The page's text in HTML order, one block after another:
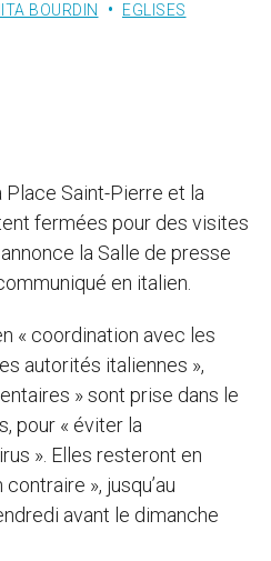
BOURDIN
EGLISES
Place Saint-Pierre et la
fermées pour des visites
la Salle de presse
en italien.
« coordination avec les
autorités italiennes »,
» sont prise dans le
pour « éviter la
». Elles resteront en
», jusqu’au
avant le dimanche